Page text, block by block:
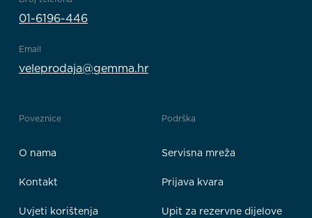
01-6196-446
Email
veleprodaja@gemma.hr
Poveznice
O nama
Kontakt
Uvjeti korištenja
Podrška
Servisna mreža
Prijava kvara
Upit za rezervne dijelove